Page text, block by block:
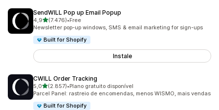
SendWILL Pop up Email Popup
4,9de 5 estrelas
(7.476)
7476 total de avaliações
•Free
Newsletter pop-up windows, SMS & email marketing for sign-ups
Built for Shopify
Instale
CWILL Order Tracking
5,0de 5 estrelas
(2.857)
2857 total de avaliações
•Plano gratuito disponível
Parcel Panel: rastreio de encomendas, menos WISMO, mais vendas
Built for Shopify